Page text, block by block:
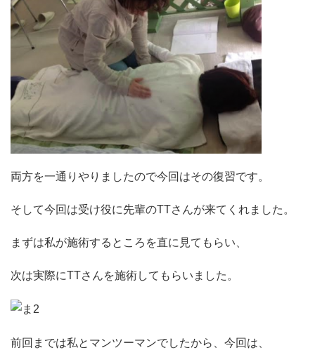
両方を一通りやりましたので今回はその復習です。
そして今回は受け役に先輩のTTさんが来てくれました。
まずは私が施術するところを直に見てもらい、
次は実際にTTさんを施術してもらいました。
前回までは私とマンツーマンでしたから、今回は、